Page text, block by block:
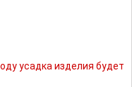
усадка изделия будет